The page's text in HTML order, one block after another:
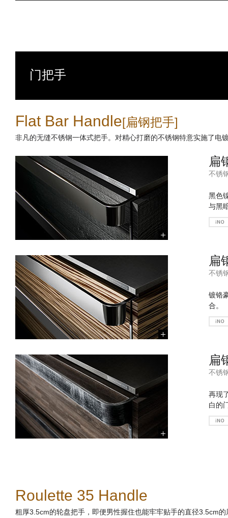
门把手
Flat Bar Handle[扁钢把手]
非凡的无缝不锈钢一体式把手。对精心打磨的不锈钢特意实施了电
扁
不锈
黑色
与黑
扁
不锈
镀铬
合。
扁
不锈
再现
白的
Roulette 35 Handle
粗厚3.5cm的轮盘把手，即便男性握住也能牢牢贴手的直径3.5cm